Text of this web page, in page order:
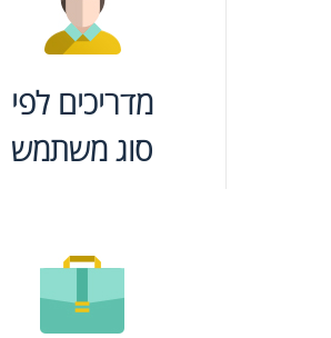
מדריכים לפי
סוג משתמש